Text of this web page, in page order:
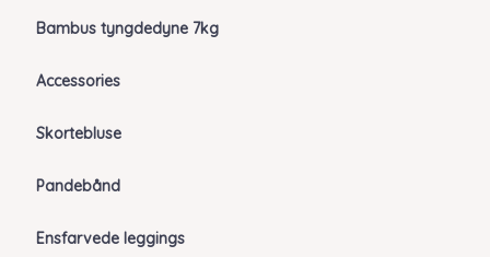
Bambus tyngdedyne 7kg
Accessories
Skortebluse
Pandebånd
Ensfarvede leggings